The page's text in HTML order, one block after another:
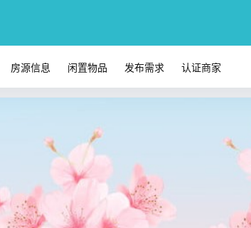
房源信息 闲置物品 发布需求 认证商家